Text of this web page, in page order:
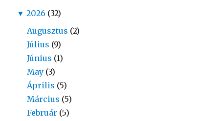
▼ 2026 (32)
Augusztus (2)
Július (9)
Június (1)
May (3)
Április (5)
Március (5)
Február (5)